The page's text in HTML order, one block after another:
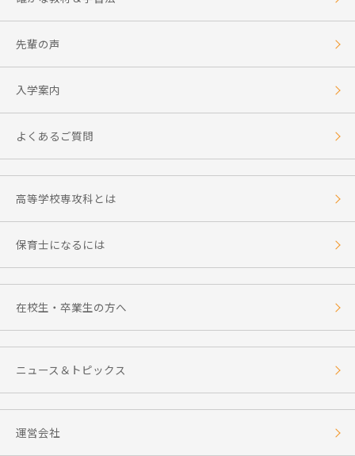
先輩の声
入学案内
よくあるご質問
高等学校専攻科とは
保育士になるには
在校生・卒業生の方へ
ニュース＆トピックス
運営会社